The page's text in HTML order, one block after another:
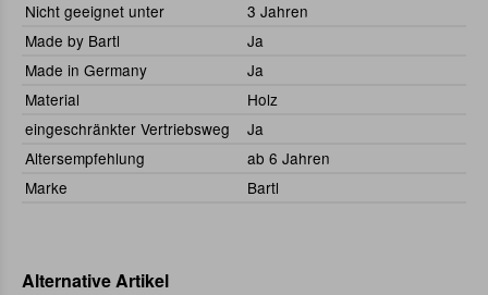
Nicht geeignet unter
3 Jahren
Made by Bartl
Ja
Made in Germany
Ja
Material
Holz
eingeschränkter Vertriebsweg
Ja
Altersempfehlung
ab 6 Jahren
Marke
Bartl
Alternative Artikel